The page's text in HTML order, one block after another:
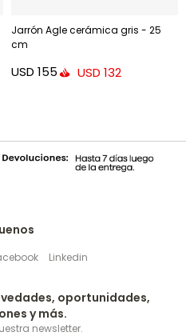
Jarrón Agle cerámica gris - 25
cm
USD 155 USD 132
Linkedin
oportunidades,
y más.
newsletter.